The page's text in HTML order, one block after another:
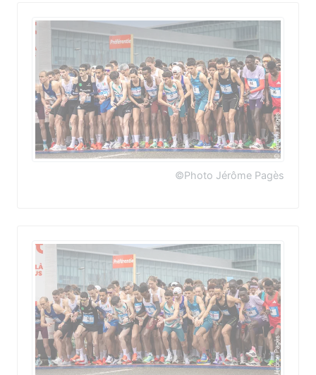
©Photo Jérôme Pagès